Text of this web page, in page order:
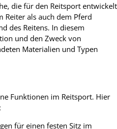
die für den Reitsport entwickelt
Reiter als auch dem Pferd
des Reitens. In diesem
und den Zweck von
Materialien und Typen
Funktionen im Reitsport. Hier
für einen festen Sitz im